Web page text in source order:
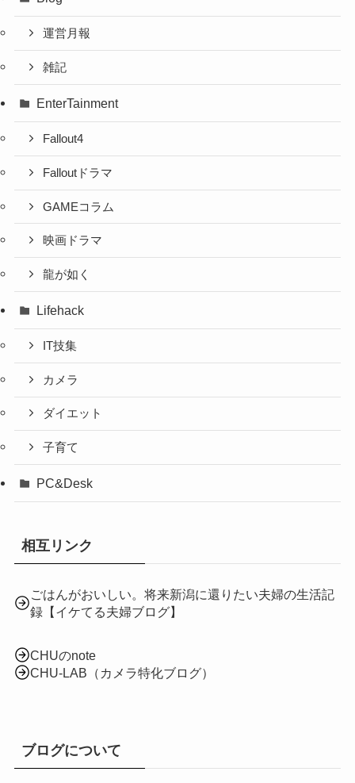
運営月報
雑記
EnterTainment
Fallout4
Falloutドラマ
GAMEコラム
映画ドラマ
龍が如く
Lifehack
IT技集
カメラ
ダイエット
子育て
PC&Desk
相互リンク
ごはんがおいしい。将来新潟に還りたい夫婦の生活記
録【イケてる夫婦ブログ】
CHUのnote
CHU-LAB（カメラ特化ブログ）
ブログについて